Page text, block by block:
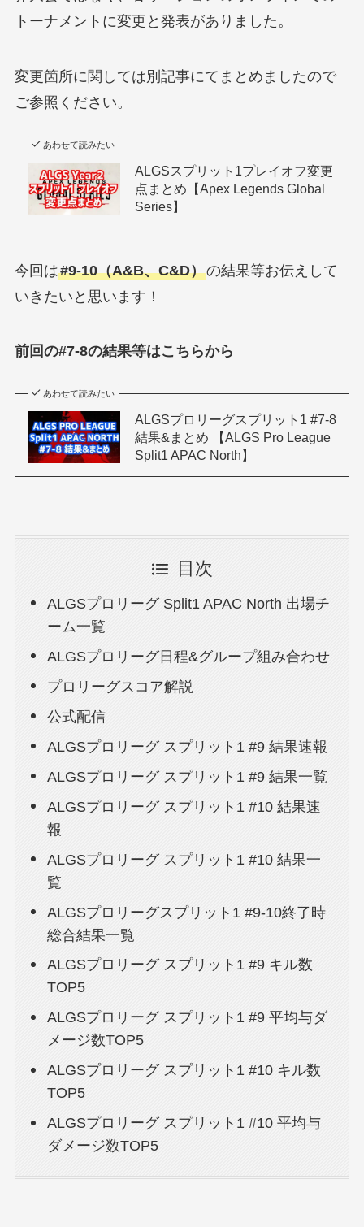
トーナメントに変更と発表がありました。
変更箇所に関しては別記事にてまとめましたので
ご参照ください。
あわせて読みたい
ALGSスプリット1プレイオフ変更
点まとめ【Apex Legends Global
Series】
今回は#9-10（A&B、C&D）の結果等お伝えして
いきたいと思います！
前回の#7-8の結果等はこちらから
あわせて読みたい
ALGSプロリーグスプリット1 #7-8
結果&まとめ 【ALGS Pro League
Split1 APAC North】
目次
ALGSプロリーグ Split1 APAC North 出場チ
ーム一覧
ALGSプロリーグ日程&グループ組み合わせ
プロリーグスコア解説
公式配信
ALGSプロリーグ スプリット1 #9 結果速報
ALGSプロリーグ スプリット1 #9 結果一覧
ALGSプロリーグ スプリット1 #10 結果速
報
ALGSプロリーグ スプリット1 #10 結果一
覧
ALGSプロリーグスプリット1 #9-10終了時
総合結果一覧
ALGSプロリーグ スプリット1 #9 キル数
TOP5
ALGSプロリーグ スプリット1 #9 平均与ダ
メージ数TOP5
ALGSプロリーグ スプリット1 #10 キル数
TOP5
ALGSプロリーグ スプリット1 #10 平均与
ダメージ数TOP5